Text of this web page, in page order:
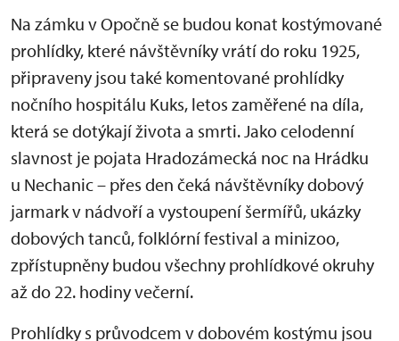
Na zámku v Opočně se budou konat kostýmované
prohlídky, které návštěvníky vrátí do roku 1925,
připraveny jsou také komentované prohlídky
nočního hospitálu Kuks, letos zaměřené na díla,
která se dotýkají života a smrti. Jako celodenní
slavnost je pojata Hradozámecká noc na Hrádku
u Nechanic – přes den čeká návštěvníky dobový
jarmark v nádvoří a vystoupení šermířů, ukázky
dobových tanců, folklórní festival a minizoo,
zpřístupněny budou všechny prohlídkové okruhy
až do 22. hodiny večerní.
Prohlídky s průvodcem v dobovém kostýmu jsou